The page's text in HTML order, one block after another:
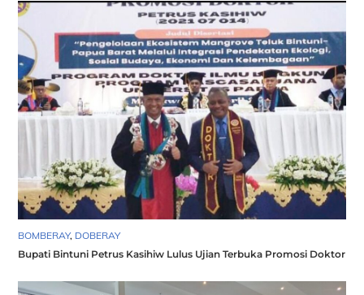
BOMBERAY, DOBERAY
Bupati Bintuni Petrus Kasihiw Lulus Ujian Terbuka Promosi Doktor